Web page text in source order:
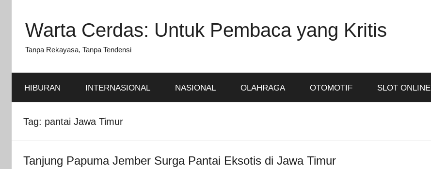
content
Warta Cerdas: Untuk Pembaca yang Kritis
Tanpa Rekayasa, Tanpa Tendensi
HIBURAN INTERNASIONAL NASIONAL OLAHRAGA OTOMOTIF SLOT ONLINE
Tag: pantai Jawa Timur
Tanjung Papuma Jember Surga Pantai Eksotis di Jawa Timur